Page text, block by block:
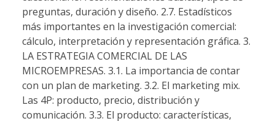
preguntas, duración y diseño. 2.7. Estadísticos
más importantes en la investigación comercial:
cálculo, interpretación y representación gráfica. 3.
LA ESTRATEGIA COMERCIAL DE LAS
MICROEMPRESAS. 3.1. La importancia de contar
con un plan de marketing. 3.2. El marketing mix.
Las 4P: producto, precio, distribución y
comunicación. 3.3. El producto: características,